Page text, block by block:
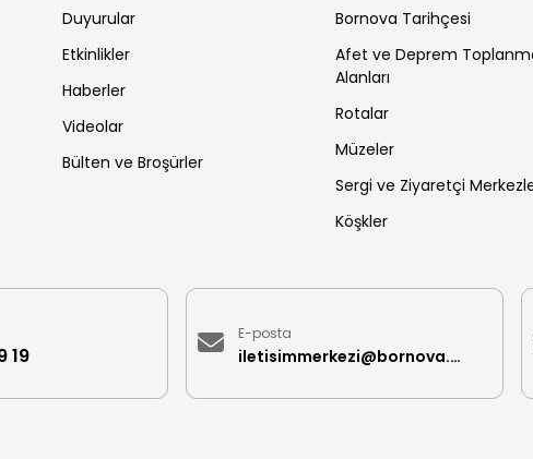
Duyurular
Etkinlikler
Haberler
Videolar
Bülten ve Broşürler
Bornova Tarihçesi
Afet ve Deprem
Alanları
Rotalar
Müzeler
Sergi ve Ziyaretçi
Köşkler
19
E-posta
iletisimmerkezi@bornova.bel.tr